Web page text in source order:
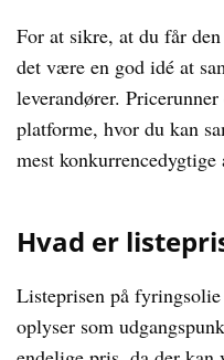
For at sikre, at du får
det være en god idé at
leverandører.
platforme, hvor du kan
mest konkurrencedygtige
Hvad er
Listeprisen på
oplyser som